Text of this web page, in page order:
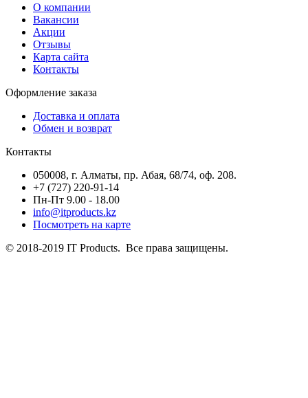
О компании
Вакансии
Акции
Отзывы
Карта сайта
Контакты
Оформление заказа
Доставка и оплата
Обмен и возврат
Контакты
050008, г. Алматы, пр. Абая, 68/74, оф. 208.
+7 (727) 220-91-14
Пн-Пт 9.00 - 18.00
info@itproducts.kz
Посмотреть на карте
© 2018-2019 IT Products. Все права защищены.